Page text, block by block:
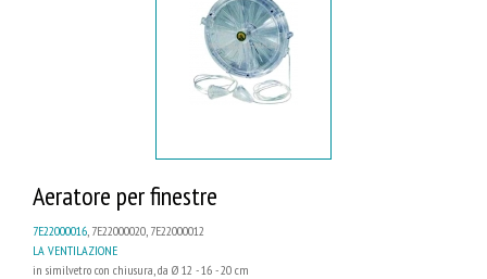
Aeratore per finestre
7E22000016 , 7E22000020, 7E22000012
LA VENTILAZIONE
in similvetro con chiusura, da Ø 12 - 16 - 20 cm